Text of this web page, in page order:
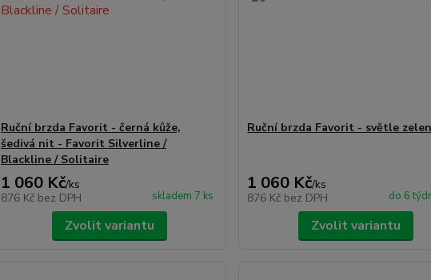
Ruční brzda Favorit - černá kůže,
šedivá nit - Favorit Silverline /
Blackline / Solitaire
1 060 Kč/ks
876 Kč bez DPH skladem 7 ks
Zvolit variantu
Ruční brzda Favorit - světle
1 060 Kč/ks
876 Kč bez DPH do 6
Zvolit variantu